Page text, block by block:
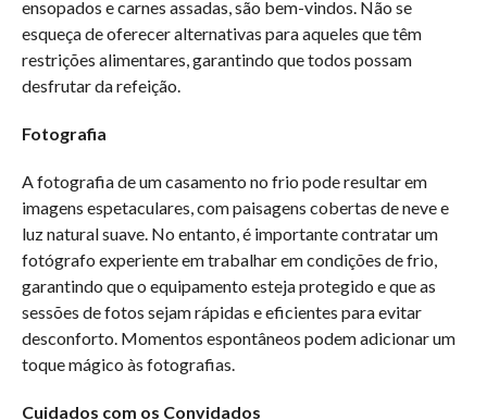
ensopados e carnes assadas, são bem-vindos. Não se
esqueça de oferecer alternativas para aqueles que têm
restrições alimentares, garantindo que todos possam
desfrutar da refeição.
Fotografia
A fotografia de um casamento no frio pode resultar em
imagens espetaculares, com paisagens cobertas de neve e
luz natural suave. No entanto, é importante contratar um
fotógrafo experiente em trabalhar em condições de frio,
garantindo que o equipamento esteja protegido e que as
sessões de fotos sejam rápidas e eficientes para evitar
desconforto. Momentos espontâneos podem adicionar um
toque mágico às fotografias.
Cuidados com os Convidados